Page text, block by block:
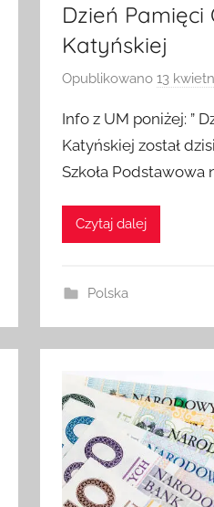
Dzień
Katyńskiej
Opublikowano13
Info z UM poniżej: ”
Katyńskiej został
Szkoła Podstawowa
Czytaj dalej